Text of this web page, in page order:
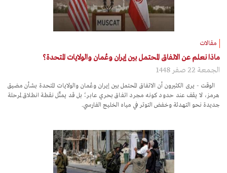
مقالات
ماذا نعلم عن الاتفاق المحتمل بين إيران وعُمان والولايات المتحدة؟
الجمعة 22 صفر 1448
الوقت - يرى الكثيرون أن الاتفاق المحتمل بين إيران وعُمان والولايات المتحدة بشأن مضيق
هرمز، لا يقف عند حدود كونه مجرد اتفاق بحري عابر؛ بل قد يمثّل نقطة انطلاق لمرحلة
جديدة نحو التهدئة وخفض التوتر في مياه الخليج الفارسي.